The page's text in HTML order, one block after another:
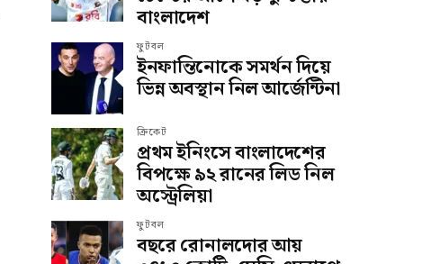
বাংলাদেশ
ফুটবল
ইনফান্তিনোকে সমর্থন দিয়ে
ভিন্ন অবস্থান নিল আর্জেন্টিনা
ক্রিকেট
প্রথম ইনিংসে বাংলাদেশের
বিপক্ষে ৯২ রানের লিড নিল
অস্ট্রেলিয়া
ফুটবল
বছরে রোনালদোর আয়